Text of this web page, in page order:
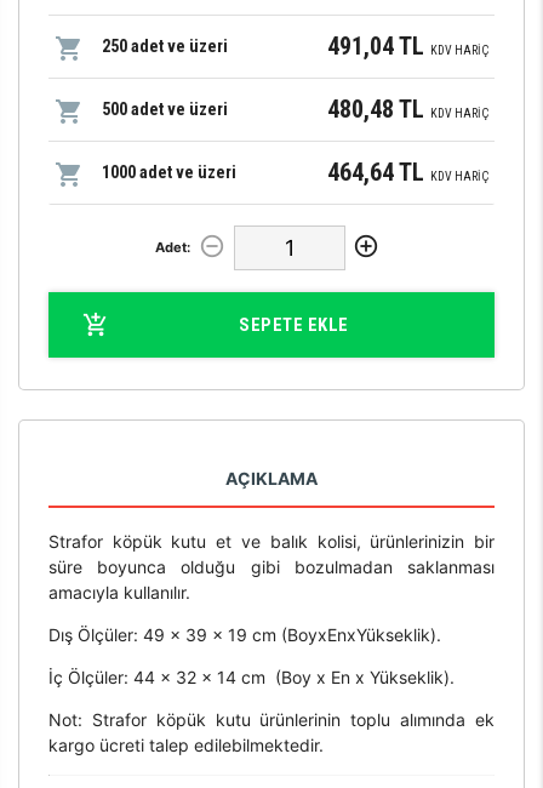
250 adet ve üzeri 491,04 TL KDV HARİÇ
500 adet ve üzeri 480,48 TL KDV HARİÇ
1000 adet ve üzeri 464,64 TL KDV HARİÇ
Adet:
SEPETE EKLE
AÇIKLAMA
Strafor köpük kutu et ve balık kolisi, ürünlerinizin bir
süre boyunca olduğu gibi bozulmadan saklanması
amacıyla kullanılır.
Dış Ölçüler: 49 x 39 x 19 cm (BoyxEnxYükseklik).
İç Ölçüler: 44 x 32 x 14 cm (Boy x En x Yükseklik).
Not: Strafor köpük kutu ürünlerinin toplu alımında ek
kargo ücreti talep edilebilmektedir.